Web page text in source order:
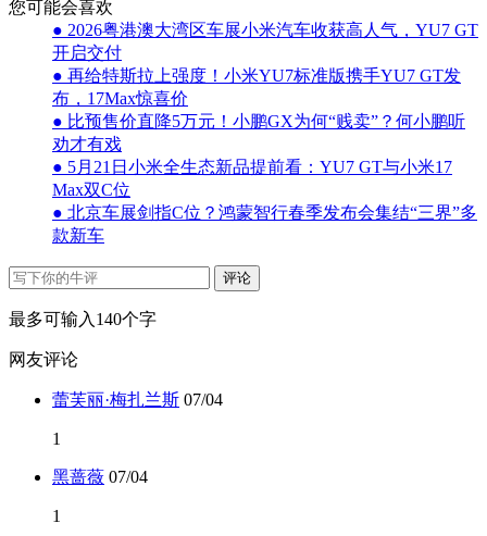
您可能会喜欢
● 2026粤港澳大湾区车展小米汽车收获高人气，YU7 GT
开启交付
● 再给特斯拉上强度！小米YU7标准版携手YU7 GT发
布，17Max惊喜价
● 比预售价直降5万元！小鹏GX为何“贱卖”？何小鹏听
劝才有戏
● 5月21日小米全生态新品提前看：YU7 GT与小米17
Max双C位
● 北京车展剑指C位？鸿蒙智行春季发布会集结“三界”多
款新车
评论
最多可输入140个字
网友评论
蕾芙丽·梅扎兰斯 07/04
1
黑蔷薇 07/04
1